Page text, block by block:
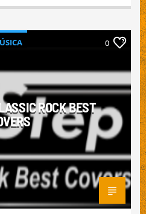
0
ROCK BEST